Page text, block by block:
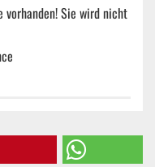
Sie wird nicht